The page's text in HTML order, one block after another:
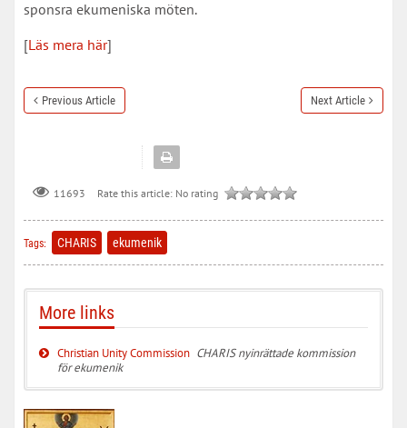
sponsra ekumeniska möten.
[Läs mera här]
Previous Article Next Article
11693 Rate this article: No rating
Tags: CHARIS ekumenik
More links
Christian Unity Commission CHARIS nyinrättade kommission
för ekumenik